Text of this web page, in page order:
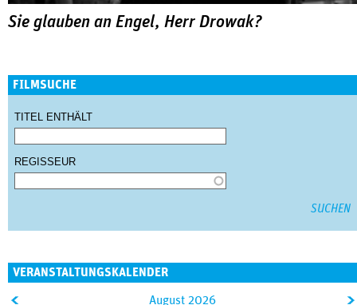
Sie glauben an Engel, Herr Drowak?
FILMSUCHE
TITEL ENTHÄLT
REGISSEUR
VERANSTALTUNGSKALENDER
August 2026